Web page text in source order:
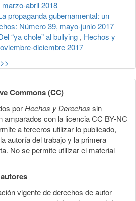
abril 2018
propaganda gubernamental: un
Número 39, mayo-junio 2017
“ya chole” al bullying , Hechos y
diciembre 2017
>>
Commons (CC)
porHechos y Derechos sin
amparados con la licencia CC BY-NC
a terceros utilizar lo publicado,
autoría del trabajo y la primera
No se permite utilizar el material
vigente de derechos de autor